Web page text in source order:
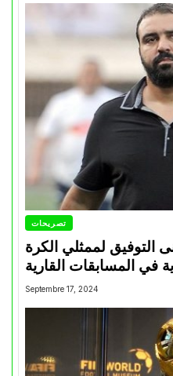
تصريحات
لممثلي الكرة
Septembre 17, 2024